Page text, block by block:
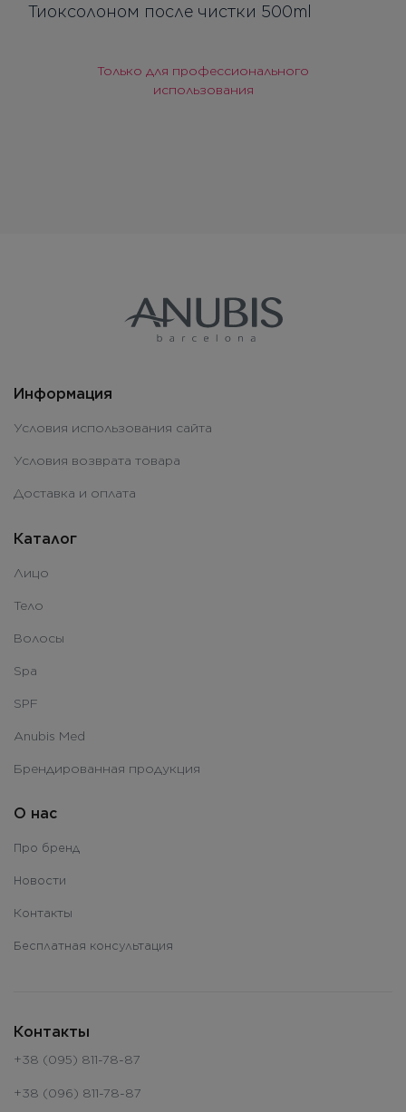
Тиоксолоном после чистки 500ml
Только для профессионального
использования
Информация
Условия использования сайта
Условия возврата товара
Доставка и оплата
Каталог
Лицо
Тело
Волосы
Spa
SPF
Anubis Med
Брендированная продукция
О нас
Про бренд
Новости
Контакты
Бесплатная консультация
Контакты
+38 (095) 811-78-87
+38 (096) 811-78-87